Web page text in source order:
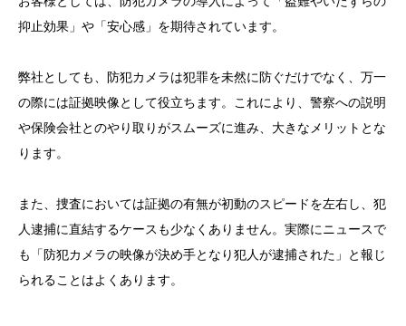
抑止効果」や「安心感」を期待されています。
弊社としても、防犯カメラは犯罪を未然に防ぐだけでなく、万一
の際には証拠映像として役立ちます。これにより、警察への説明
や保険会社とのやり取りがスムーズに進み、大きなメリットとな
ります。
また、捜査においては証拠の有無が初動のスピードを左右し、犯
人逮捕に直結するケースも少なくありません。実際にニュースで
も「防犯カメラの映像が決め手となり犯人が逮捕された」と報じ
られることはよくあります。